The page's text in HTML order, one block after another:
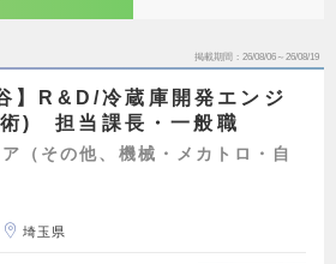
掲載期間 26/08/06～26/08/19
】R&D/冷蔵庫開発エンジ
) 担当課長・一般職
（その他、機械・メカトロ・自
埼玉県